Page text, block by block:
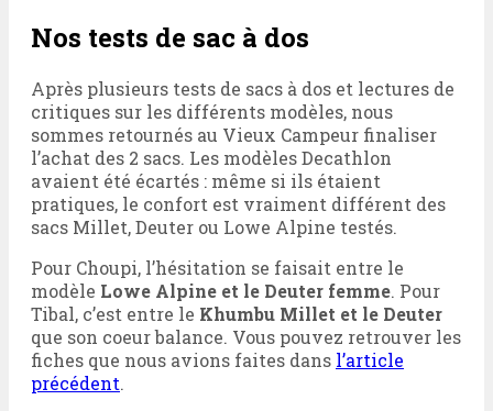
Nos tests de sac à dos
Après plusieurs tests de sacs à dos et lectures de
critiques sur les différents modèles, nous
sommes retournés au Vieux Campeur finaliser
l’achat des 2 sacs. Les modèles Decathlon
avaient été écartés : même si ils étaient
pratiques, le confort est vraiment différent des
sacs Millet, Deuter ou Lowe Alpine testés.
Pour Choupi, l’hésitation se faisait entre le
modèle Lowe Alpine et le Deuter femme. Pour
Tibal, c’est entre le Khumbu Millet et le Deuter
que son coeur balance. Vous pouvez retrouver les
fiches que nous avions faites dans l’article
précédent.